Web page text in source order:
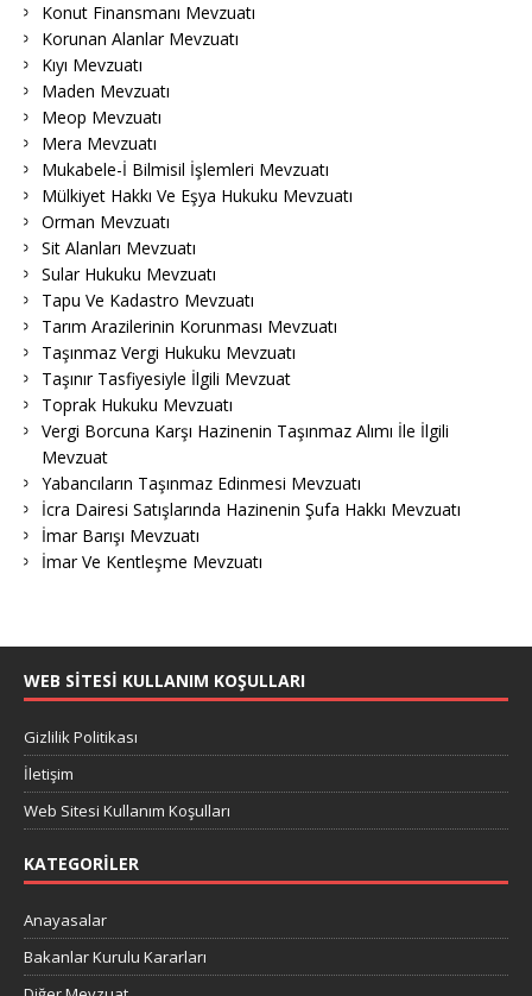
Konut Finansmanı Mevzuatı
Korunan Alanlar Mevzuatı
Kıyı Mevzuatı
Maden Mevzuatı
Meop Mevzuatı
Mera Mevzuatı
Mukabele-İ Bilmisil İşlemleri Mevzuatı
Mülkiyet Hakkı Ve Eşya Hukuku Mevzuatı
Orman Mevzuatı
Sit Alanları Mevzuatı
Sular Hukuku Mevzuatı
Tapu Ve Kadastro Mevzuatı
Tarım Arazilerinin Korunması Mevzuatı
Taşınmaz Vergi Hukuku Mevzuatı
Taşınır Tasfiyesiyle İlgili Mevzuat
Toprak Hukuku Mevzuatı
Vergi Borcuna Karşı Hazinenin Taşınmaz Alımı İle İlgili
Mevzuat
Yabancıların Taşınmaz Edinmesi Mevzuatı
İcra Dairesi Satışlarında Hazinenin Şufa Hakkı Mevzuatı
İmar Barışı Mevzuatı
İmar Ve Kentleşme Mevzuatı
WEB SITESI KULLANIM KOŞULLARI
Gizlilik Politikası
İletişim
Web Sitesi Kullanım Koşulları
KATEGORILER
Anayasalar
Bakanlar Kurulu Kararları